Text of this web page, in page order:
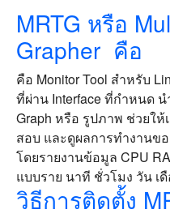
MRTG หรือ
Grapher คือ
คือ Monitor Tool สำหรับ
ที่ผ่าน Interface ที่กำหนด
Graph หรือ รูปภาพ ช่วยให้
สอบ และดูผลการทำงานข
โดยรายงานข้อมูล CPU
แบบราย นาที ชั่วโมง วัน เ
วิธีการติดตั้ง